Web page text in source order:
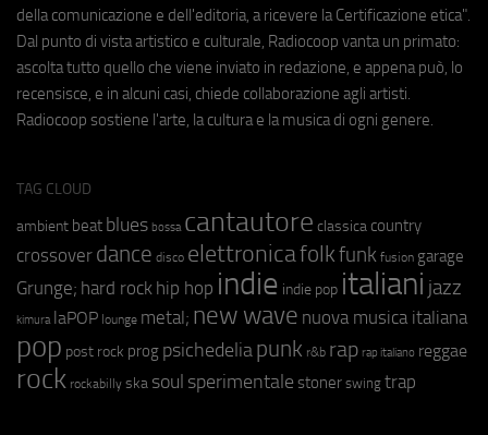
della comunicazione e dell'editoria, a ricevere la Certificazione etica".
Dal punto di vista artistico e culturale, Radiocoop vanta un primato:
ascolta tutto quello che viene inviato in redazione, e appena può, lo
recensisce, e in alcuni casi, chiede collaborazione agli artisti.
Radiocoop sostiene l'arte, la cultura e la musica di ogni genere.
TAG CLOUD
ambient beat blues bossa cantautore classica country
crossover dance disco elettronicafolkfunk fusion garage
Grunge; hard rock hip hop indie indie pop italiani jazz
kimura laPOP lounge metal; new wave nuova musica italiana
pop post rock prog psichedeliapunk r&b rap rap italiano reggae
rock rockabilly ska soul sperimentale stoner swing trap